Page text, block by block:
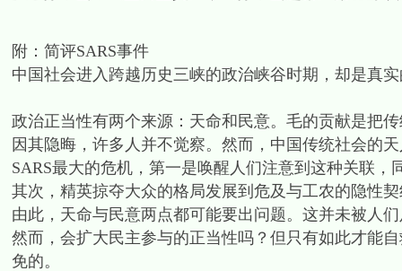
附：简评SARS事件
中国社会进入跨越历史三峡的政治峡谷时期，却是真
政治正当性有两个来源：天命和民意。毛的贡献是把
因其隐晦，许多人并不觉察。然而，中国传统社会的
SARS最大的危机，第一是唤醒人们注意到这种关联，
其次，精英掠夺大众的格局发展到危及与工农的隐性
由此，天命与民意两点都可能要出问题。这并未被人
然而，会扩大民主参与的正当性吗？但只有如此才能
免的。